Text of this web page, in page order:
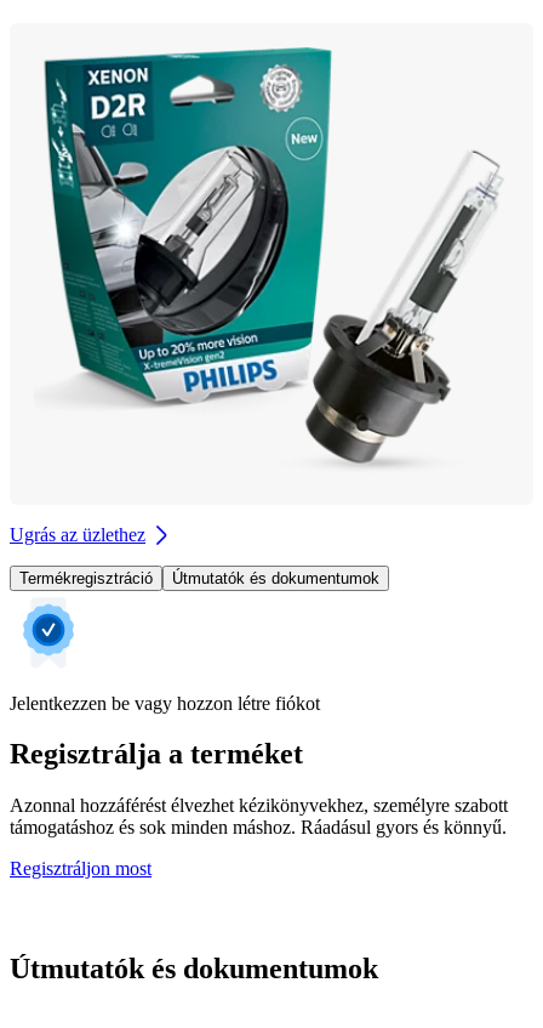
Ugrás az üzlethez
Termékregisztráció Útmutatók és dokumentumok
Jelentkezzen be vagy hozzon létre fiókot
Regisztrálja a terméket
Azonnal hozzáférést élvezhet kézikönyvekhez, személyre szabott
támogatáshoz és sok minden máshoz. Ráadásul gyors és könnyű.
Regisztráljon most
Útmutatók és dokumentumok